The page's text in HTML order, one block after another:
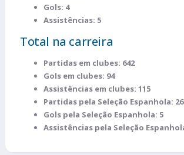
Gols: 4
Assistências: 5
Total na carreira
Partidas em clubes: 642
Gols em clubes: 94
Assistências em clubes: 115
Partidas pela Seleção Espanhola: 26
Gols pela Seleção Espanhola: 5
Assistências pela Seleção